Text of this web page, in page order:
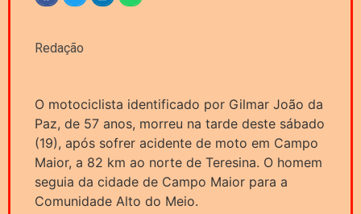
Redação
O motociclista identificado por Gilmar João da
Paz, de 57 anos, morreu na tarde deste sábado
(19), após sofrer acidente de moto em Campo
Maior, a 82 km ao norte de Teresina. O homem
seguia da cidade de Campo Maior para a
Comunidade Alto do Meio.